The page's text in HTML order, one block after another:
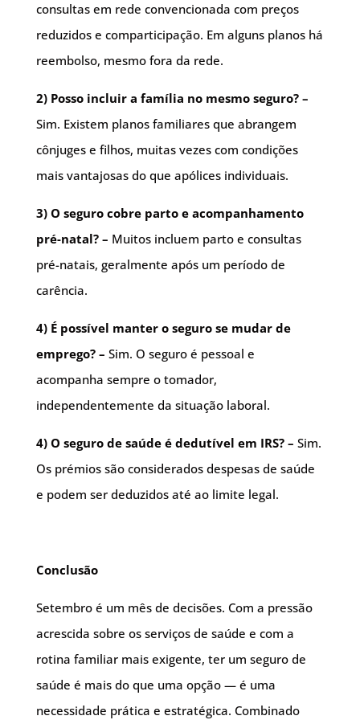
consultas em rede convencionada com preços
reduzidos e comparticipação. Em alguns planos há
reembolso, mesmo fora da rede.
2) Posso incluir a família no mesmo seguro? –
Sim. Existem planos familiares que abrangem
cônjuges e filhos, muitas vezes com condições
mais vantajosas do que apólices individuais.
3) O seguro cobre parto e acompanhamento
pré-natal? – Muitos incluem parto e consultas
pré-natais, geralmente após um período de
carência.
4) É possível manter o seguro se mudar de
emprego? – Sim. O seguro é pessoal e
acompanha sempre o tomador,
independentemente da situação laboral.
4) O seguro de saúde é dedutível em IRS? – Sim.
Os prémios são considerados despesas de saúde
e podem ser deduzidos até ao limite legal.
Conclusão
Setembro é um mês de decisões. Com a pressão
acrescida sobre os serviços de saúde e com a
rotina familiar mais exigente, ter um seguro de
saúde é mais do que uma opção — é uma
necessidade prática e estratégica. Combinado